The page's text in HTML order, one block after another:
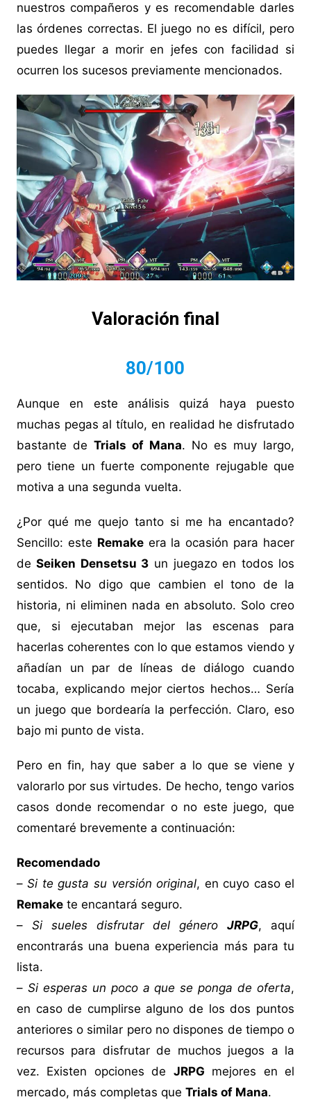
nuestros compañeros y es recomendable darles
las órdenes correctas. El juego no es difícil, pero
puedes llegar a morir en jefes con facilidad si
ocurren los sucesos previamente mencionados.
Valoración final
80/100
Aunque en este análisis quizá haya puesto
muchas pegas al título, en realidad he disfrutado
bastante de Trials of Mana. No es muy largo,
pero tiene un fuerte componente rejugable que
motiva a una segunda vuelta.
¿Por qué me quejo tanto si me ha encantado?
Sencillo: este Remakeera la ocasión para hacer
deSeiken Densetsu 3 un juegazo en todos los
sentidos. No digo que cambien el tono de la
historia, ni eliminen nada en absoluto. Solo creo
que, si ejecutaban mejor las escenas para
hacerlas coherentes con lo que estamos viendo y
añadían un par de líneas de diálogo cuando
tocaba, explicando mejor ciertos hechos… Sería
un juego que bordearía la perfección. Claro, eso
bajo mi punto de vista.
Pero en fin, hay que saber a lo que se viene y
valorarlo por sus virtudes. De hecho, tengo varios
casos donde recomendar o no este juego, que
comentaré brevemente a continuación:
Recomendado
–Si te gusta su versión original, en cuyo caso el
Remakete encantará seguro.
– Si sueles disfrutar del géneroJRPG, aquí
encontrarás una buena experiencia más para tu
lista.
– Si esperas un poco a que se ponga de oferta,
en caso de cumplirse alguno de los dos puntos
anteriores o similar pero no dispones de tiempo o
recursos para disfrutar de muchos juegos a la
vez. Existen opciones de JRPG mejores en el
mercado, más completas que Trials of Mana.